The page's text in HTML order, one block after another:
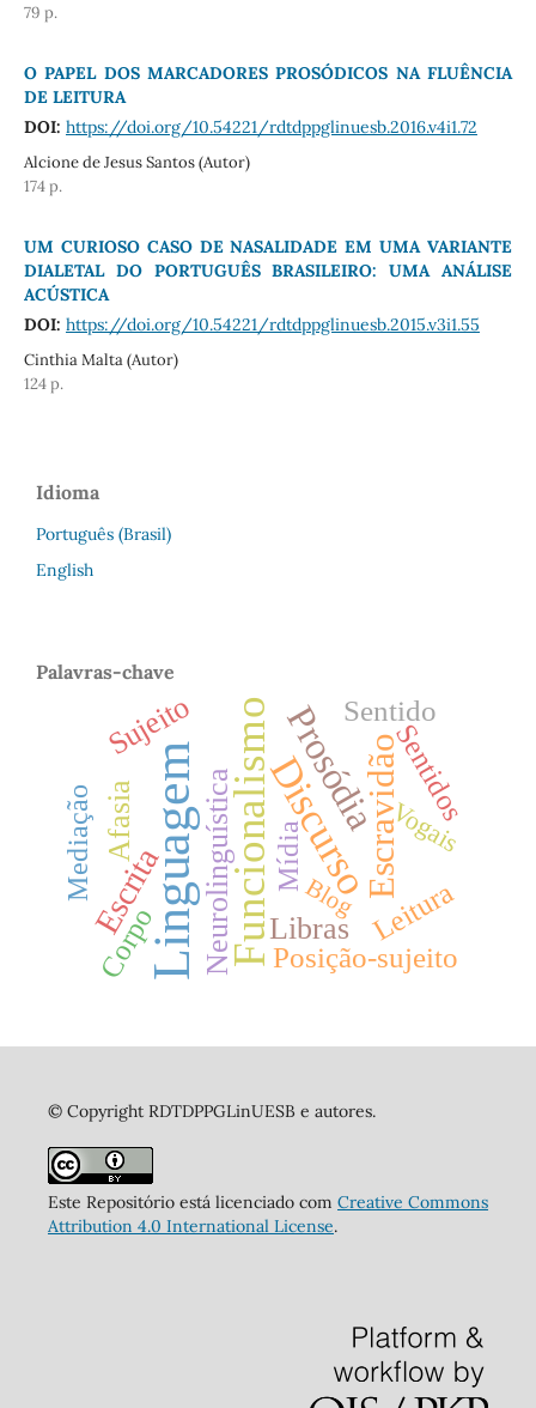
79 p.
O PAPEL DOS MARCADORES PROSÓDICOS NA FLUÊNCIA
DE LEITURA
DOI: https://doi.org/10.54221/rdtdppglinuesb.2016.v4i1.72
Alcione de Jesus Santos (Autor)
174 p.
UM CURIOSO CASO DE NASALIDADE EM UMA VARIANTE
DIALETAL DO PORTUGUÊS BRASILEIRO: UMA ANÁLISE
ACÚSTICA
DOI: https://doi.org/10.54221/rdtdppglinuesb.2015.v3i1.55
Cinthia Malta (Autor)
124 p.
Idioma
Português (Brasil)
English
Palavras-chave
LinguagemFuncionalismoDiscurso
ProsódiaEscravidão
Escrita Libras
Neurolinguística
Sujeito
Afasia
Posição-sujeito
Leitura
Sentidos
Mediação
Sentido
Mídia
Corpo
Vogais
Blog
© Copyright RDTDPPGLinUESB e autores.
Este Repositório está licenciado comCreative Commons
Attribution 4.0 International License.